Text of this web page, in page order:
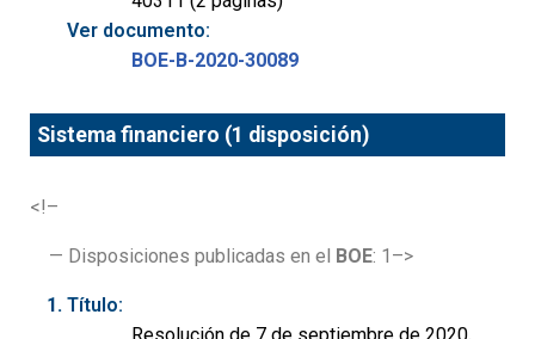
Ver documento:
BOE-B-2020-30089
Sistema financiero (1 disposición)
<!–
— Disposiciones publicadas en el BOE: 1–>
Título: